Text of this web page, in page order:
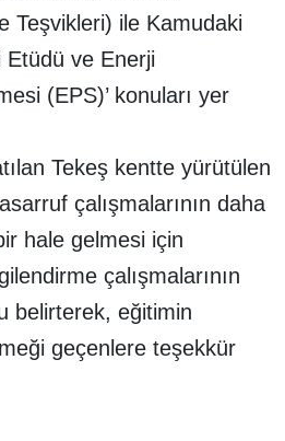
Teşvikleri) ile Kamudaki
Etüdü ve Enerji
(EPS)’ konuları yer
Tekeş kentte yürütülen
çalışmalarının daha
hale gelmesi için
çalışmalarının
belirterek, eğitimin
geçenlere teşekkür